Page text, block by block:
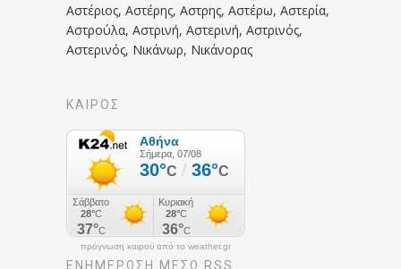
Αστέριος, Αστέρης, Αστρης, Αστέρω, Αστερία,
Αστρούλα, Αστρινή, Αστερινή, Αστρινός,
Αστερινός, Νικάνωρ, Νικάνορας
ΚΑΙΡΟΣ
πρόγνωση καιρού από το weather.gr
ΕΝΗΜΈΡΩΣΉ ΜΕΣΩ RSS